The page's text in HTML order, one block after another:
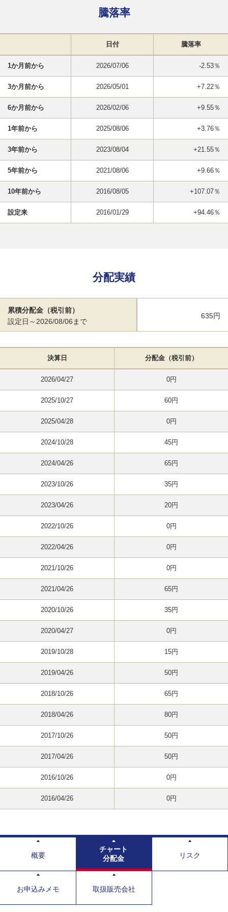
騰落率
日付 騰落率
1か月前から 2026/07/06 -2.53％
3か月前から 2026/05/01 +7.22％
6か月前から 2026/02/06 +9.55％
1年前から 2025/08/06 +3.76％
3年前から 2023/08/04 +21.55％
5年前から 2021/08/06 +9.66％
10年前から 2016/08/05 +107.07％
設定来 2016/01/29 +94.46％
分配実績
累積分配金（税引前）
設定日～2026/08/06まで
635円
決算日 分配金（税引前）
2026/04/27 0円
2025/10/27 60円
2025/04/28 0円
2024/10/28 45円
2024/04/26 65円
2023/10/26 35円
2023/04/26 20円
2022/10/26 0円
2022/04/26 0円
2021/10/26 0円
2021/04/26 65円
2020/10/26 35円
2020/04/27 0円
2019/10/28 15円
2019/04/26 50円
2018/10/26 65円
2018/04/26 80円
2017/10/26 50円
2017/04/26 50円
2016/10/26 0円
2016/04/26 0円
概要
チャート
分配金
リスク
お申込みメモ 取扱販売会社